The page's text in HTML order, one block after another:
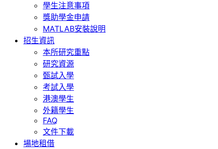
學生注意事項
獎助學金申請
MATLAB安裝說明
招生資訊
本所研究重點
研究資源
甄試入學
考試入學
港澳學生
外籍學生
FAQ
文件下載
場地租借